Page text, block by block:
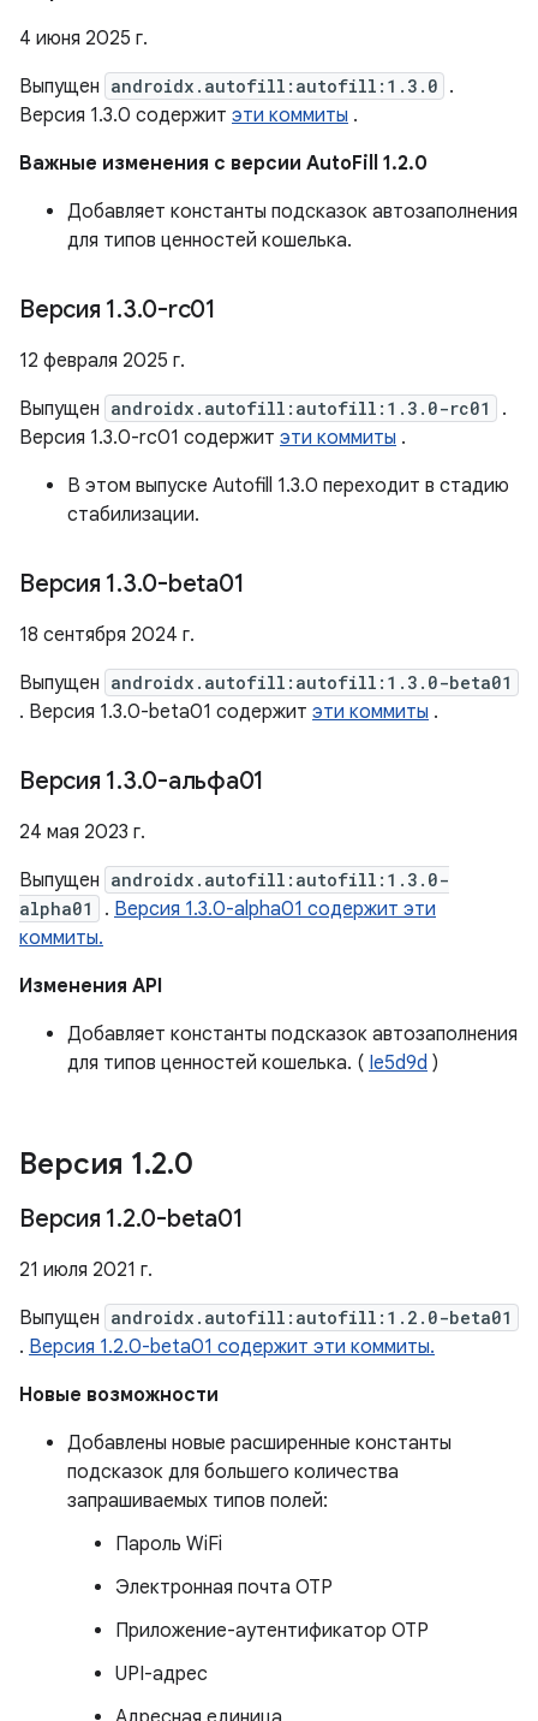
4 июня 2025 г.
Выпущен androidx.autofill:autofill:1.3.0 .
Версия 1.3.0 содержит эти коммиты .
Важные изменения с версии AutoFill 1.2.0
Добавляет константы подсказок автозаполнения
для типов ценностей кошелька.
Версия 1.3.0-rc01
12 февраля 2025 г.
Выпущен androidx.autofill:autofill:1.3.0-rc01
.
Версия 1.3.0-rc01 содержит эти коммиты .
В этом выпуске Autofill 1.3.0 переходит в стадию
стабилизации.
Версия 1.3.0-beta01
18 сентября 2024 г.
Выпущен androidx.autofill:autofill:1.3.0-beta01
. Версия 1.3.0-beta01 содержит эти коммиты .
Версия 1.3.0-альфа01
24 мая 2023 г.
Выпущен androidx.autofill:autofill:1.3.0-
alpha01
. Версия 1.3.0-alpha01 содержит эти
коммиты.
Изменения API
Добавляет константы подсказок автозаполнения
для типов ценностей кошелька. ( Ie5d9d )
Версия 1.2.0
Версия 1.2.0-beta01
21 июля 2021 г.
Выпущен androidx.autofill:autofill:1.2.0-beta01
. Версия 1.2.0-beta01 содержит эти коммиты.
Новые возможности
Добавлены новые расширенные константы
подсказок для большего количества
запрашиваемых типов полей:
Пароль WiFi
Электронная почта OTP
Приложение-аутентификатор OTP
UPI-адрес